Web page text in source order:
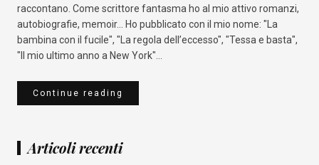
raccontano. Come scrittore fantasma ho al mio attivo romanzi,
autobiografie, memoir... Ho pubblicato con il mio nome: "La
bambina con il fucile", "La regola dell’eccesso", "Tessa e basta",
"Il mio ultimo anno a New York"...
Continue reading
Articoli recenti